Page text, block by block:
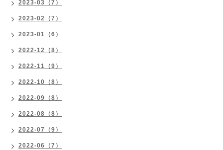
2023-03（7）
2023-02（7）
2023-01（6）
2022-12（8）
2022-11（9）
2022-10（8）
2022-09（8）
2022-08（8）
2022-07（9）
2022-06（7）